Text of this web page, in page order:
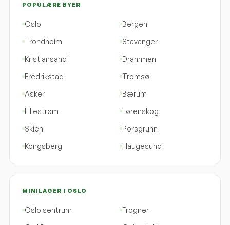
POPULÆRE BYER
Oslo
Bergen
Trondheim
Stavanger
Kristiansand
Drammen
Fredrikstad
Tromsø
Asker
Bærum
Lillestrøm
Lørenskog
Skien
Porsgrunn
Kongsberg
Haugesund
MINILAGER I OSLO
Oslo sentrum
Frogner